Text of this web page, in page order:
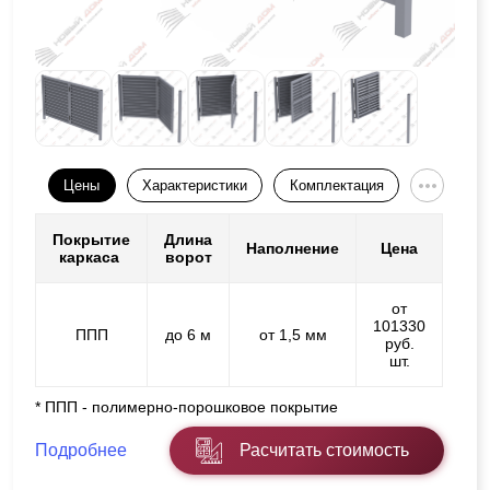
Цены Характеристики Комплектация
Покрытие
каркаса
Длина
ворот
Наполнение Цена
ППП до 6 м от 1,5 мм
от
101330
руб.
шт.
* ППП - полимерно-порошковое покрытие
Подробнее Расчитать стоимость